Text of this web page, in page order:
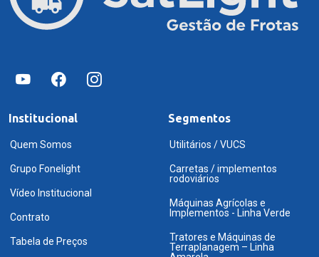
Institucional
Quem Somos
Grupo Fonelight
Vídeo Institucional
Contrato
Tabela de Preços
Segmentos
Utilitários / VUCS
Carretas / implementos
rodoviários
Máquinas Agrícolas e
Implementos - Linha Verde
Tratores e Máquinas de
Terraplanagem – Linha